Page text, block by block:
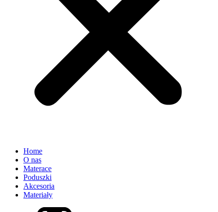
Home
O nas
Materace
Poduszki
Akcesoria
Materiały